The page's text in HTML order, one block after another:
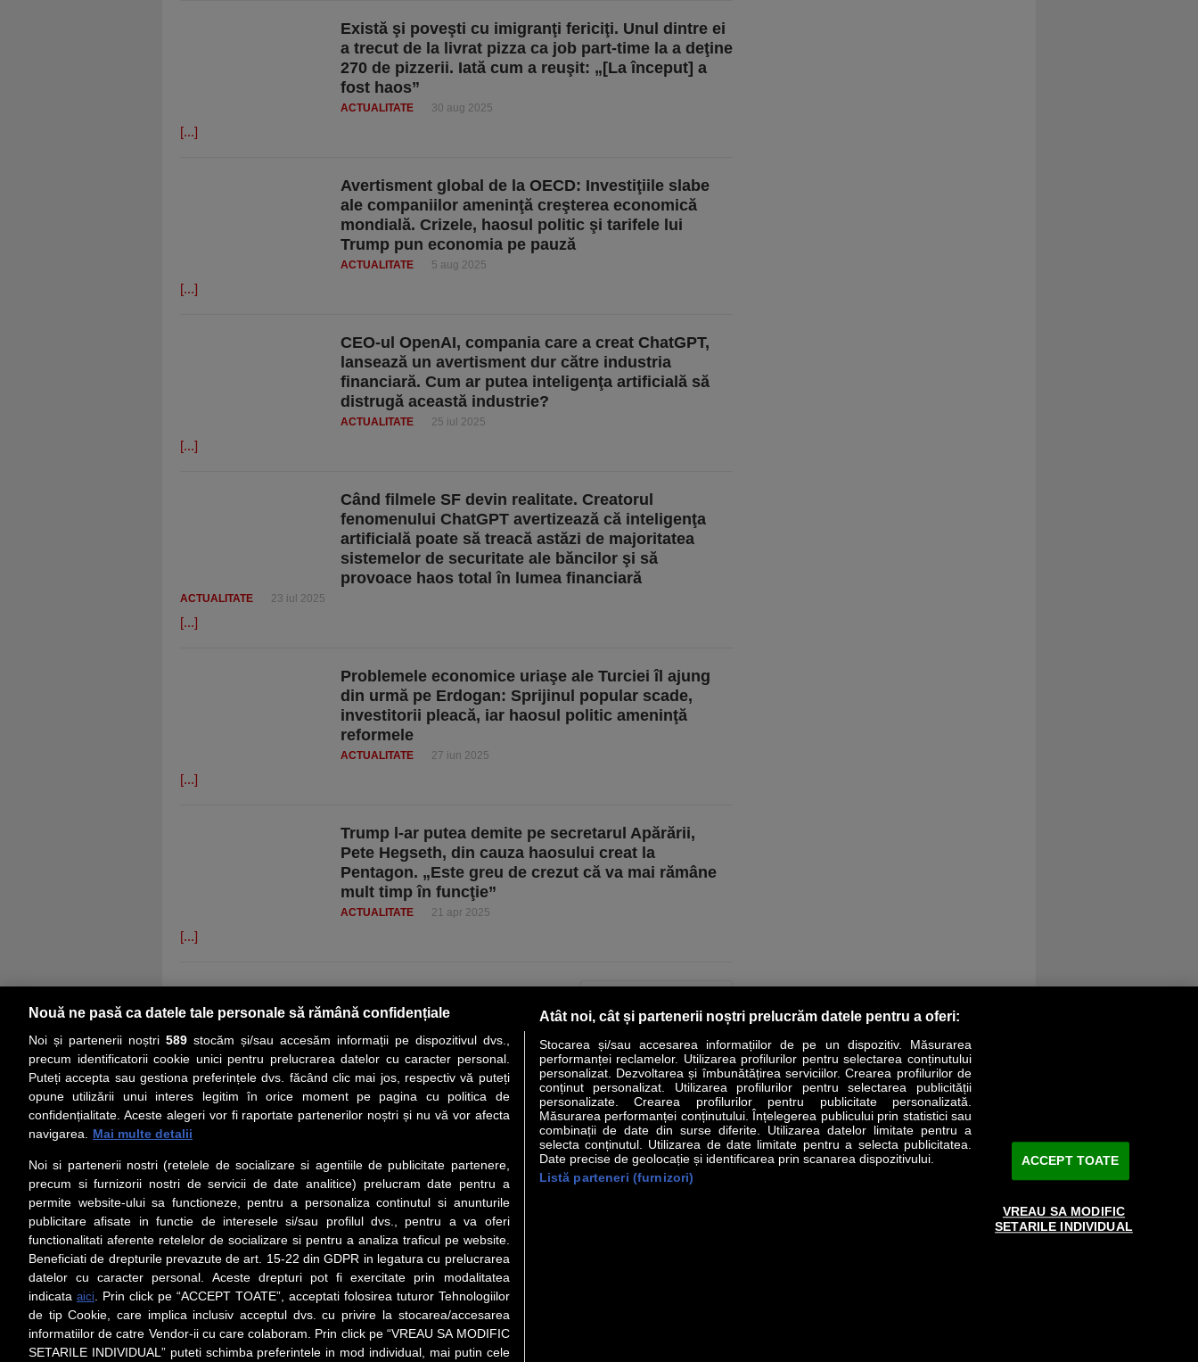
Există şi poveşti cu imigranţi fericiţi. Unul dintre ei
a trecut de la livrat pizza ca job part-time la a deţine
270 de pizzerii. Iată cum a reuşit: „[La început] a
fost haos”
ACTUALITATE 30 aug 2025
[...]
Avertisment global de la OECD: Investiţiile slabe
ale companiilor ameninţă creşterea economică
mondială. Crizele, haosul politic şi tarifele lui
Trump pun economia pe pauză
ACTUALITATE 5 aug 2025
[...]
CEO-ul OpenAI, compania care a creat ChatGPT,
lansează un avertisment dur către industria
financiară. Cum ar putea inteligenţa artificială să
distrugă această industrie?
ACTUALITATE 25 iul 2025
[...]
Când filmele SF devin realitate. Creatorul
fenomenului ChatGPT avertizează că inteligenţa
artificială poate să treacă astăzi de majoritatea
sistemelor de securitate ale băncilor şi să
provoace haos total în lumea financiară
ACTUALITATE 23 iul 2025
[...]
Problemele economice uriaşe ale Turciei îl ajung
din urmă pe Erdogan: Sprijinul popular scade,
investitorii pleacă, iar haosul politic ameninţă
reformele
ACTUALITATE 27 iun 2025
[...]
Trump l-ar putea demite pe secretarul Apărării,
Pete Hegseth, din cauza haosului creat la
Pentagon. „Este greu de crezut că va mai rămâne
mult timp în funcţie”
ACTUALITATE 21 apr 2025
[...]
PRIMA PAGINĂ COVER STORY LIDERI ANALIZE HI-TECH MEET THE CEO LIFESTYLE SPECIAL OPINII
Social
Urmareste-ne pe Facebook
iarul Financiar
Despre Noi
Contact Redactie
Contact Marketing
Contact Vanzari
Abonamente print
Redactorii BM
Politica de confidentialitate
Termeni si conditii
About cookies
Servicii Revista Business Magazin
Setări cookies
Preluarea fără cost a materialelor de presă (text, foto si/sau video), purtătoare de drepturi de proprietate intelectuală, este aprobată de către www.bmag.ro doar în limita a 250 de semne. Spaţiile şi URL-
Nouă ne pasă ca datele tale personale să rămână confidențiale
Noi și partenerii noștri 589stocăm și/sau accesăm informații pe dispozitivul dvs.,
precum identificatorii cookie unici pentru prelucrarea datelor cu caracter personal.
Puteți accepta sau gestiona preferințele dvs. făcând clic mai jos, respectiv vă puteți
opune utilizării unui interes legitim în orice moment pe pagina cu politica de
confidențialitate. Aceste alegeri vor fi raportate partenerilor noștri și nu vă vor afecta
navigarea.
Mai multe detalii
Noi si partenerii nostri (retelele de socializare si agentiile de publicitate partenere,
precum si furnizorii nostri de servicii de date analitice) prelucram date pentru a
permite website-ului sa functioneze, pentru a personaliza continutul si anunturile
publicitare afisate in functie de interesele si/sau profilul dvs., pentru a va oferi
functionalitati aferente retelelor de socializare si pentru a analiza traficul pe website.
Beneficiati de drepturile prevazute de art. 15-22 din GDPR in legatura cu prelucrarea
datelor cu caracter personal. Aceste drepturi pot fi exercitate prin modalitatea
indicata aici. Prin click pe “ACCEPT TOATE”, acceptati folosirea tuturor Tehnologiilor
de tip Cookie, care implica inclusiv acceptul dvs. cu privire la stocarea/accesarea
informatiilor de catre Vendor-ii cu care colaboram. Prin click pe “VREAU SA MODIFIC
SETARILE INDIVIDUAL” puteti schimba preferintele in mod individual, mai putin cele
Atât noi, cât și partenerii noștri prelucrăm datele pentru a oferi:
Stocarea și/sau accesarea informațiilor de pe un dispozitiv. Măsurarea
performanței reclamelor. Utilizarea profilurilor pentru selectarea conținutului
personalizat. Dezvoltarea și îmbunătățirea serviciilor. Crearea profilurilor de
conținut personalizat. Utilizarea profilurilor pentru selectarea publicității
personalizate. Crearea profilurilor pentru publicitate personalizată.
Măsurarea performanței conținutului. Înțelegerea publicului prin statistici sau
combinații de date din surse diferite. Utilizarea datelor limitate pentru a
selecta conținutul. Utilizarea de date limitate pentru a selecta publicitatea.
Date precise de geolocație și identificarea prin scanarea dispozitivului.
Listă parteneri (furnizori)
ACCEPT TOATE
VREAU SA MODIFIC
SETARILE INDIVIDUAL